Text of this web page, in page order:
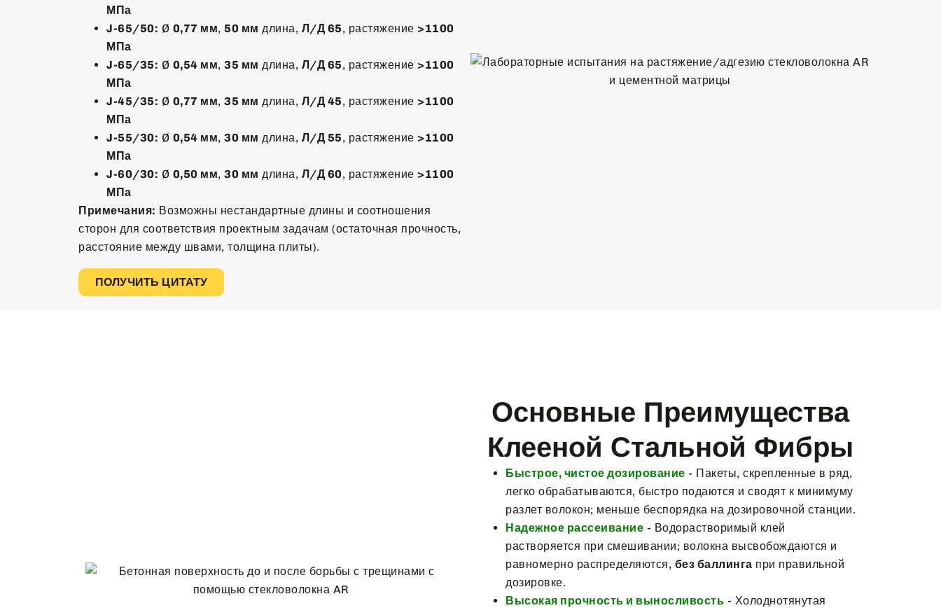
МПа
J-65/50: Ø 0,77 мм, 50 мм длина, Л/Д 65, растяжение >1100
МПа
J-65/35: Ø 0,54 мм, 35 мм длина, Л/Д 65, растяжение >1100
МПа
J-45/35: Ø 0,77 мм, 35 мм длина, Л/Д 45, растяжение >1100
МПа
J-55/30: Ø 0,54 мм, 30 мм длина, Л/Д 55, растяжение >1100
МПа
J-60/30: Ø 0,50 мм, 30 мм длина, Л/Д 60, растяжение >1100
МПа
Примечания: Возможны нестандартные длины и соотношения
сторон для соответствия проектным задачам (остаточная прочность,
расстояние между швами, толщина плиты).
ПОЛУЧИТЬ ЦИТАТУ
Основные Преимущества
Клееной Стальной Фибры
Быстрое, чистое дозирование - Пакеты, скрепленные в ряд,
легко обрабатываются, быстро подаются и сводят к минимуму
разлет волокон; меньше беспорядка на дозировочной станции.
Надежное рассеивание - Водорастворимый клей
растворяется при смешивании; волокна высвобождаются и
равномерно распределяются, без баллинга при правильной
дозировке.
Высокая прочность и выносливость - Холоднотянутая